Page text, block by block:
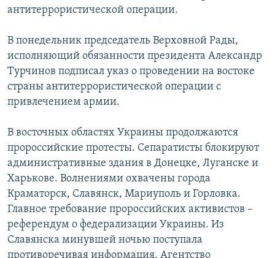
антитеррористической операции.
В понедельник председатель Верховной Рады,
исполняющий обязанности президента Александр
Турчинов подписал указ о проведении на востоке
страны антитеррористической операции с
привлечением армии.
В восточных областях Украины продолжаются
пророссийские протесты. Сепаратисты блокируют
административные здания в Донецке, Луганске и
Харькове. Волнениями охвачены города
Краматорск, Славянск, Мариуполь и Горловка.
Главное требование пророссийских активистов –
референдум о федерализации Украины. Из
Славянска минувшей ночью поступала
противоречивая информация. Агентство